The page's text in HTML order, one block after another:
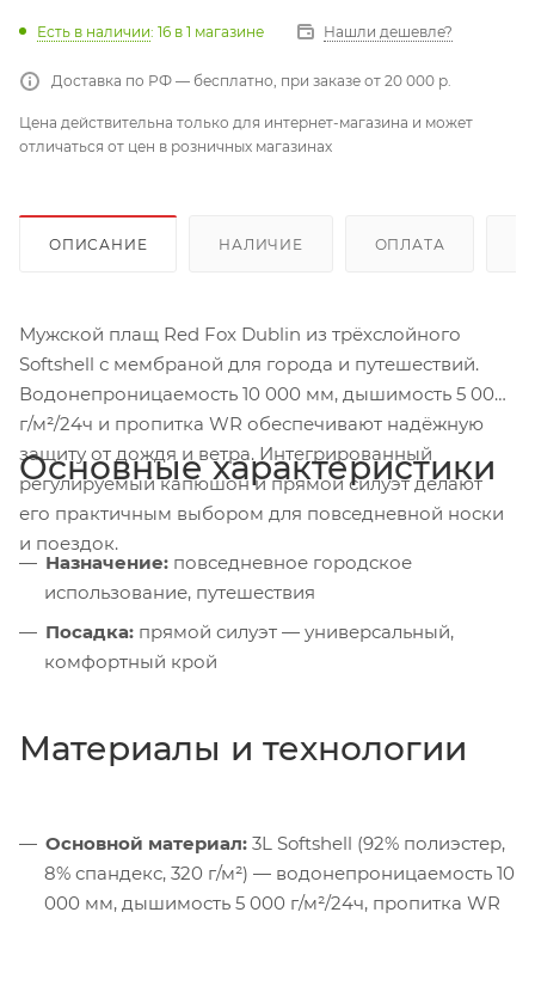
Есть в наличии: 16 в 1 магазине Нашли дешевле?
Доставка по РФ — бесплатно, при заказе от 20 000 р.
Цена действительна только для интернет-магазина и может
отличаться от цен в розничных магазинах
ОПИСАНИЕ НАЛИЧИЕ ОПЛАТА
Мужской плащ Red Fox Dublin из трёхслойного
Softshell с мембраной для города и путешествий.
Водонепроницаемость 10 000 мм, дышимость 5 000
г/м²/24ч и пропитка WR обеспечивают надёжную
защиту от дождя и ветра. Интегрированный
регулируемый капюшон и прямой силуэт делают
его практичным выбором для повседневной носки
и поездок.
Основные характеристики
Назначение: повседневное городское
использование, путешествия
Посадка: прямой силуэт — универсальный,
комфортный крой
Материалы и технологии
Основной материал: 3L Softshell (92% полиэстер,
8% спандекс, 320 г/м²) — водонепроницаемость 10
000 мм, дышимость 5 000 г/м²/24ч, пропитка WR